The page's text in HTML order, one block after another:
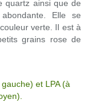
quartz ainsi que de
Elle se
verte. Il est à
grains rose de